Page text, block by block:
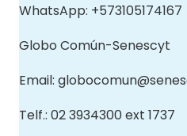
WhatsApp: +573105174167
Globo Común-Senescyt
Email:
Telf.: 02 3934300 ext 1737